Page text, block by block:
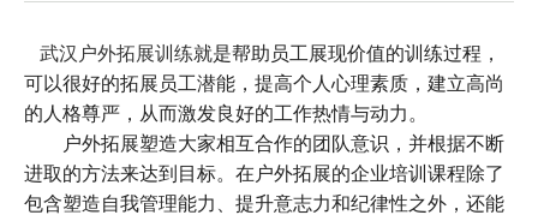
武汉户外拓展训练就是帮助员工展现价值的训练过程，
可以很好的拓展员工潜能，提高个人心理素质，建立高尚
的人格尊严，从而激发良好的工作热情与动力。
户外拓展塑造大家相互合作的团队意识，并根据不断
进取的方法来达到目标。在户外拓展的企业培训课程除了
包含塑造自我管理能力、提升意志力和纪律性之外，还能